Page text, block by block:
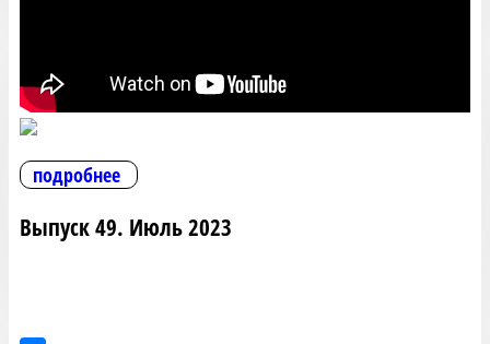
подробнее
Выпуск 49. Июль 2023